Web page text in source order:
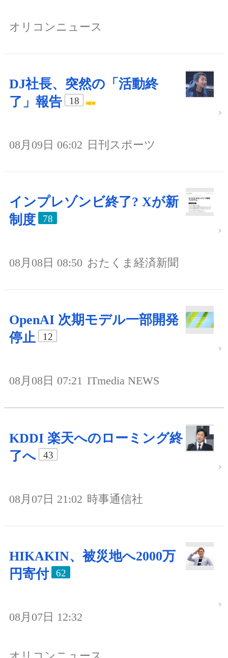
オリコンニュース
DJ社長、突然の「活動終
了」報告
18
08月09日 06:02 日刊スポーツ
インプレゾンビ終了? Xが新
制度
78
08月08日 08:50 おたくま経済新聞
OpenAI 次期モデル一部開発
停止
12
08月08日 07:21 ITmedia NEWS
KDDI 楽天へのローミング終
了へ
43
08月07日 21:02 時事通信社
HIKAKIN、被災地へ2000万
円寄付
62
08月07日 12:32